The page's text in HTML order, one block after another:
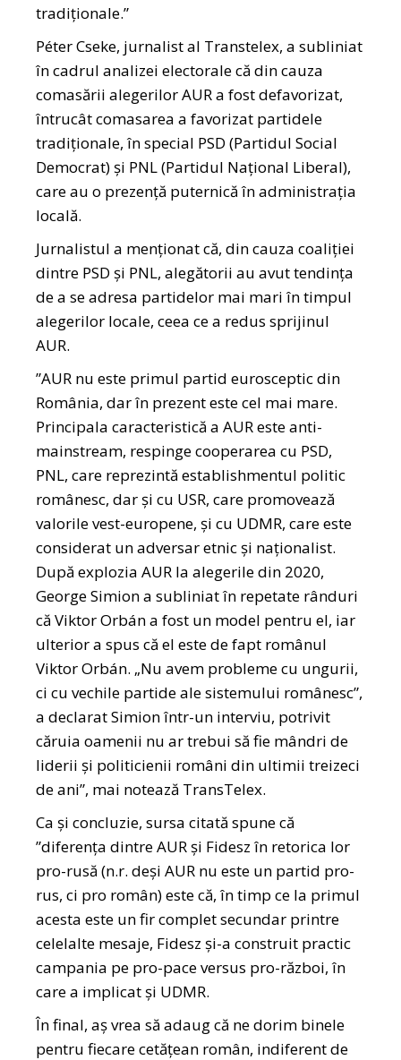
tradiționale.”
Péter Cseke, jurnalist al Transtelex, a subliniat
în cadrul analizei electorale că din cauza
comasării alegerilor AUR a fost defavorizat,
întrucât comasarea a favorizat partidele
tradiționale, în special PSD (Partidul Social
Democrat) și PNL (Partidul Național Liberal),
care au o prezență puternică în administrația
locală.
Jurnalistul a menționat că, din cauza coaliției
dintre PSD și PNL, alegătorii au avut tendința
de a se adresa partidelor mai mari în timpul
alegerilor locale, ceea ce a redus sprijinul
AUR.
”AUR nu este primul partid eurosceptic din
România, dar în prezent este cel mai mare.
Principala caracteristică a AUR este anti-
mainstream, respinge cooperarea cu PSD,
PNL, care reprezintă establishmentul politic
românesc, dar și cu USR, care promovează
valorile vest-europene, și cu UDMR, care este
considerat un adversar etnic și naționalist.
După explozia AUR la alegerile din 2020,
George Simion a subliniat în repetate rânduri
că Viktor Orbán a fost un model pentru el, iar
ulterior a spus că el este de fapt românul
Viktor Orbán. „Nu avem probleme cu ungurii,
ci cu vechile partide ale sistemului românesc”,
a declarat Simion într-un interviu, potrivit
căruia oamenii nu ar trebui să fie mândri de
liderii și politicienii români din ultimii treizeci
de ani”, mai notează TransTelex.
Ca și concluzie, sursa citată spune că
”diferența dintre AUR și Fidesz în retorica lor
pro-rusă (n.r. deși AUR nu este un partid pro-
rus, ci pro român) este că, în timp ce la primul
acesta este un fir complet secundar printre
celelalte mesaje, Fidesz și-a construit practic
campania pe pro-pace versus pro-război, în
care a implicat și UDMR.
În final, aș vrea să adaug că ne dorim binele
pentru fiecare cetățean român, indiferent de